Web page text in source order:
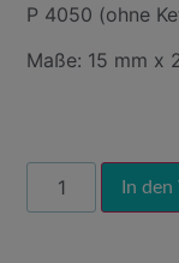
P 4050 (ohne
Maße: 15 mm x
In